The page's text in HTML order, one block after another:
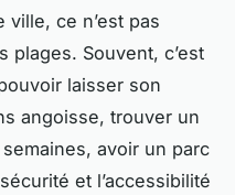
ce n’est pas
Souvent, c’est
laisser son
angoisse, trouver un
avoir un parc
et l’accessibilité